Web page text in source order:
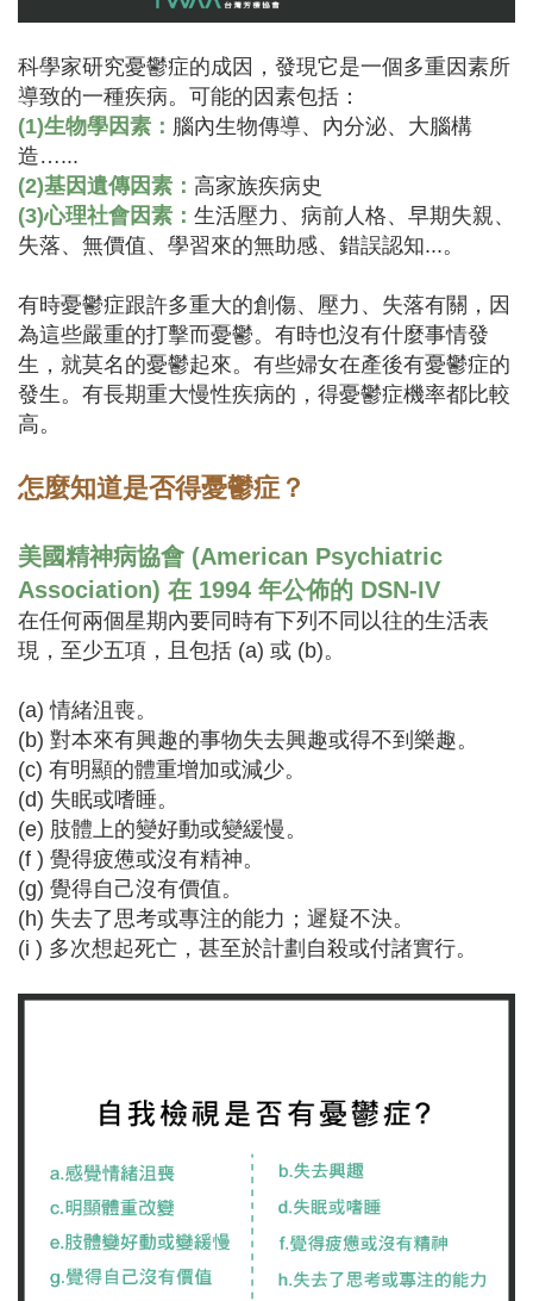
科學家研究憂鬱症的成因，發現它是一個多重因素所
導致的一種疾病。可能的因素包括：
(1)生物學因素： 腦內生物傳導、內分泌、大腦構
造…...
(2)基因遺傳因素： 高家族疾病史
(3)心理社會因素： 生活壓力、病前人格、早期失親、
失落、無價值、學習來的無助感、錯誤認知...。
有時憂鬱症跟許多重大的創傷、壓力、失落有關，因
為這些嚴重的打擊而憂鬱。有時也沒有什麼事情發
生，就莫名的憂鬱起來。有些婦女在產後有憂鬱症的
發生。有長期重大慢性疾病的，得憂鬱症機率都比較
高。
怎麼知道是否得憂鬱症 ？
美國精神病協會 (American Psychiatric
Association) 在 1994 年公佈的 DSN-IV
在任何兩個星期內要同時有下列不同以往的生活表
現，至少五項，且包括 (a) 或 (b)。
(a) 情緒沮喪。
(b) 對本來有興趣的事物失去興趣或得不到樂趣。
(c) 有明顯的體重增加或減少。
(d) 失眠或嗜睡。
(e) 肢體上的變好動或變緩慢。
(f ) 覺得疲憊或沒有精神。
(g) 覺得自己沒有價值。
(h) 失去了思考或專注的能力；遲疑不決。
(i ) 多次想起死亡，甚至於計劃自殺或付諸實行。